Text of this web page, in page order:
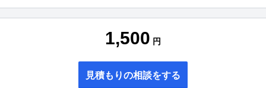
1,500 円
見積もりの相談をする